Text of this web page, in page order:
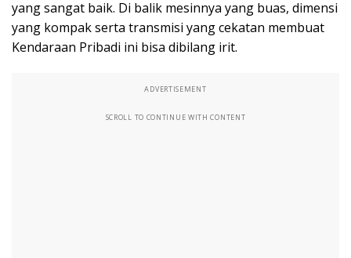
yang sangat baik. Di balik mesinnya yang buas, dimensi
yang kompak serta transmisi yang cekatan membuat
Kendaraan Pribadi ini bisa dibilang irit.
ADVERTISEMENT
SCROLL TO CONTINUE WITH CONTENT